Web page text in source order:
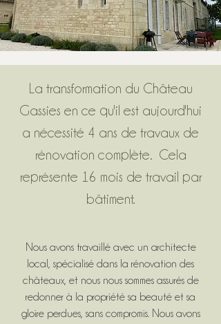
La transformation du Château
Gassies en ce qu'il est aujourd'hui
a nécessité 4 ans de travaux de
rénovation complète. Cela
représente 16 mois de travail par
bâtiment.
Nous avons travaillé avec un architecte
local, spécialisé dans la rénovation des
châteaux, et nous nous sommes assurés de
redonner à la propriété sa beauté et sa
gloire perdues, sans compromis. Nous avons